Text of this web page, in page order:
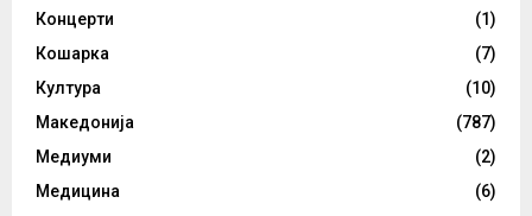
Концерти
(1)
Кошарка
(7)
Култура
(10)
Македонија
(787)
Медиуми
(2)
Медицина
(6)